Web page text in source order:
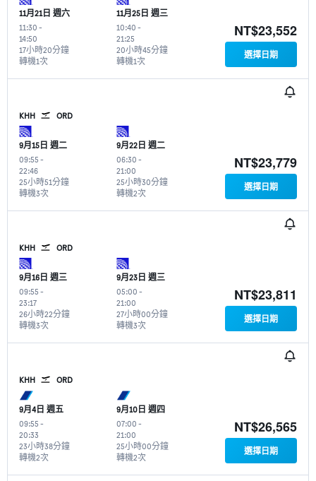
11月21日 週六
11:30 -
14:50
轉機1次
17小時20分鐘
11月25日 週三
10:40 -
21:25
轉機1次
20小時45分鐘
NT$23,552
選擇日期
KHH ORD
9月15日 週二
09:55 -
22:46
轉機3次
25小時51分鐘
9月22日 週二
06:30 -
21:00
轉機2次
25小時30分鐘
NT$23,779
選擇日期
KHH ORD
9月16日 週三
09:55 -
23:17
轉機3次
26小時22分鐘
9月23日 週三
05:00 -
21:00
轉機3次
27小時00分鐘
NT$23,811
選擇日期
KHH ORD
9月4日 週五
09:55 -
20:33
轉機2次
23小時38分鐘
9月10日 週四
07:00 -
21:00
轉機2次
25小時00分鐘
NT$26,565
選擇日期